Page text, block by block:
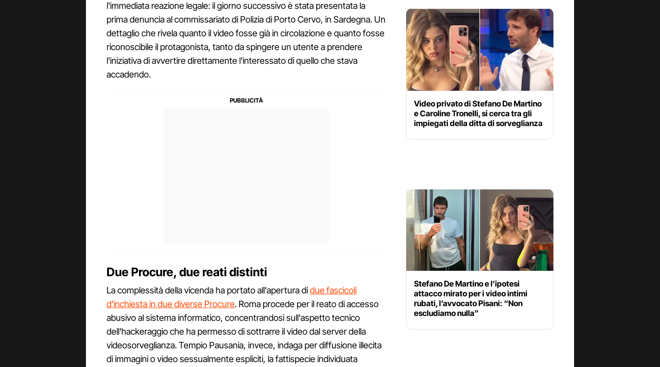
l'immediata reazione legale: il giorno successivo è stata presentata la
prima denuncia al commissariato di Polizia di Porto Cervo, in Sardegna. Un
dettaglio che rivela quanto il video fosse già in circolazione e quanto fosse
riconoscibile il protagonista, tanto da spingere un utente a prendere
l'iniziativa di avvertire direttamente l'interessato di quello che stava
accadendo.
Due Procure, due reati distinti
La complessità della vicenda ha portato all'apertura didue fascicoli
d'inchiesta in due diverse Procure. Roma procede per il reato di accesso
abusivo al sistema informatico, concentrandosi sull'aspetto tecnico
dell'hackeraggio che ha permesso di sottrarre il video dal server della
videosorveglianza. Tempio Pausania, invece, indaga per diffusione illecita
di immagini o video sessualmente espliciti, la fattispecie individuata
Video privato di Stefano De Martino
e Caroline Tronelli, si cerca tra gli
impiegati della ditta di sorveglianza
Stefano De Martino e l’ipotesi
attacco mirato per i video intimi
rubati, l’avvocato Pisani: “Non
escludiamo nulla”